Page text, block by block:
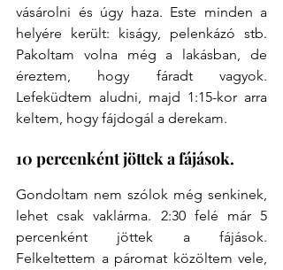
vásárolni és úgy haza. Este minden a
helyére került: kiságy, pelenkázó stb.
Pakoltam volna még a lakásban, de
éreztem, hogy fáradt vagyok.
Lefeküdtem aludni, majd 1:15-kor arra
keltem, hogy fájdogál a derekam.
10 percenként jöttek a fájások.
Gondoltam nem szólok még senkinek,
lehet csak vaklárma. 2:30 felé már 5
percenként jöttek a fájások.
Felkeltettem a páromat közöltem vele,